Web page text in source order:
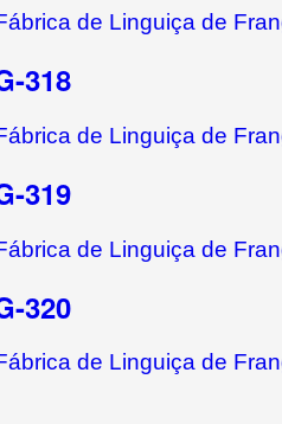
de Linguiça de
318
de Linguiça de
319
de Linguiça de
320
de Linguiça de